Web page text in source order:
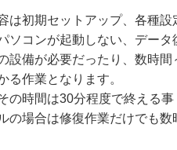
は初期セットアップ、各種設
ソコンが起動しない、データ
設備が必要だったり、数時間
る作業となります。
の時間は30分程度で終える事
の場合は修復作業だけでも数